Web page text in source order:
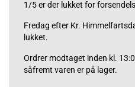
1/5 er der lukket for
Fredag efter Kr.
lukket.
Ordrer modtaget inden kl.
såfremt varen er på lager.